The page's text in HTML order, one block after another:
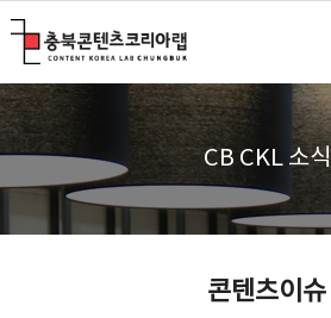
CB CKL 소식
콘텐츠이슈